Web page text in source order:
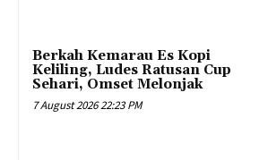
Berkah Kemarau Es Kopi
Keliling, Ludes Ratusan Cup
Sehari, Omset Melonjak
7 August 2026 22:23 PM